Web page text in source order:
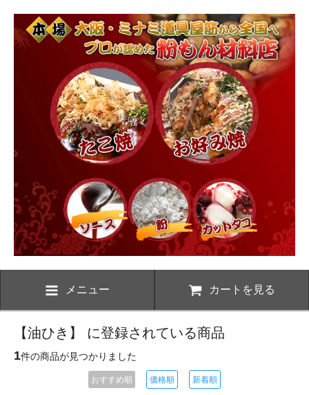
メニュー カートを見る
【油ひき】 に登録されている商品
1件の商品が見つかりました
おすすめ順 価格順 新着順